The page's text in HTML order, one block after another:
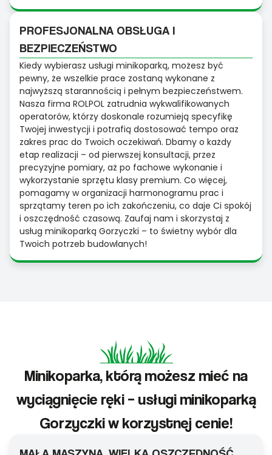
PROFESJONALNA OBSŁUGA I
BEZPIECZEŃSTWO
Kiedy wybierasz usługi minikoparką, możesz być
pewny, że wszelkie prace zostaną wykonane z
najwyższą starannością i pełnym bezpieczeństwem.
Nasza firma ROLPOL zatrudnia wykwalifikowanych
operatorów, którzy doskonale rozumieją specyfikę
Twojej inwestycji i potrafią dostosować tempo oraz
zakres prac do Twoich oczekiwań. Dbamy o każdy
etap realizacji – od pierwszej konsultacji, przez
precyzyjne pomiary, aż po fachowe wykonanie i
wykorzystanie sprzętu klasy premium. Co więcej,
pomagamy w organizacji harmonogramu prac i
sprzątamy teren po ich zakończeniu, co daje Ci spokój
i oszczędność czasową. Zaufaj nam i skorzystaj z
usług minikoparką Gorzyczki – to świetny wybór dla
Twoich potrzeb budowlanych!
Minikoparka, którą możesz mieć na
wyciągnięcie ręki – usługi minikoparką
Gorzyczki w korzystnej cenie!